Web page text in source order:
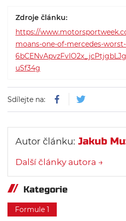
Zdroje článku:
https://
moans-one-of-mercedes-
uSf34g
Sdílejte na:
Autor článku: Jakub
Další články autora →
Kategorie
Formule 1